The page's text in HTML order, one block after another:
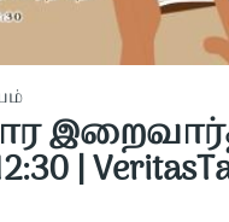
|